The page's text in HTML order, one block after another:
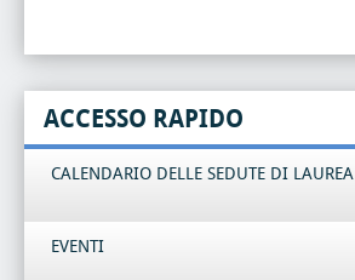
ACCESSO RAPIDO
CALENDARIO DELLE SEDUTE DI LAUREA
EVENTI